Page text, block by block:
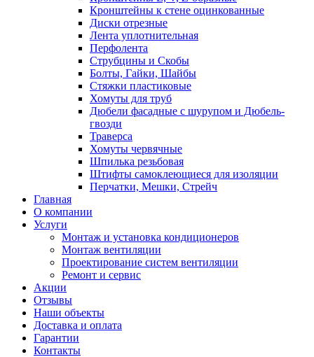
Кронштейны к стене оцинкованные
Диски отрезные
Лента уплотнительная
Перфолента
Струбцины и Скобы
Болты, Гайки, Шайбы
Стяжки пластиковые
Хомуты для труб
Дюбели фасадные с шурупом и Дюбель-
гвозди
Траверса
Хомуты червячные
Шпилька резьбовая
Штифты самоклеющиеся для изоляции
Перчатки, Мешки, Стрейч
Главная
О компании
Услуги
Монтаж и установка кондиционеров
Монтаж вентиляции
Проектирование систем вентиляции
Ремонт и сервис
Акции
Отзывы
Наши объекты
Доставка и оплата
Гарантии
Контакты